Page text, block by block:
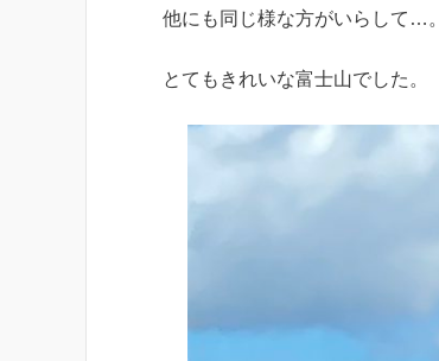
他にも同じ様な方がいらして…。
とてもきれいな富士山でした。